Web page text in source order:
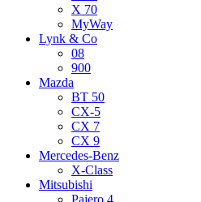
X 70
MyWay
Lynk & Co
08
900
Mazda
BT 50
CX-5
CX 7
CX 9
Mercedes-Benz
X-Class
Mitsubishi
Pajero 4